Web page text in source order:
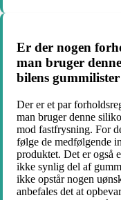
Er der nogen
man bruger
bilens
Der er et par
man bruger denne
mod fastfrysning. For
følge de medfølgende
produktet. Det er også
ikke synlig del af
ikke opstår nogen
anbefales det at